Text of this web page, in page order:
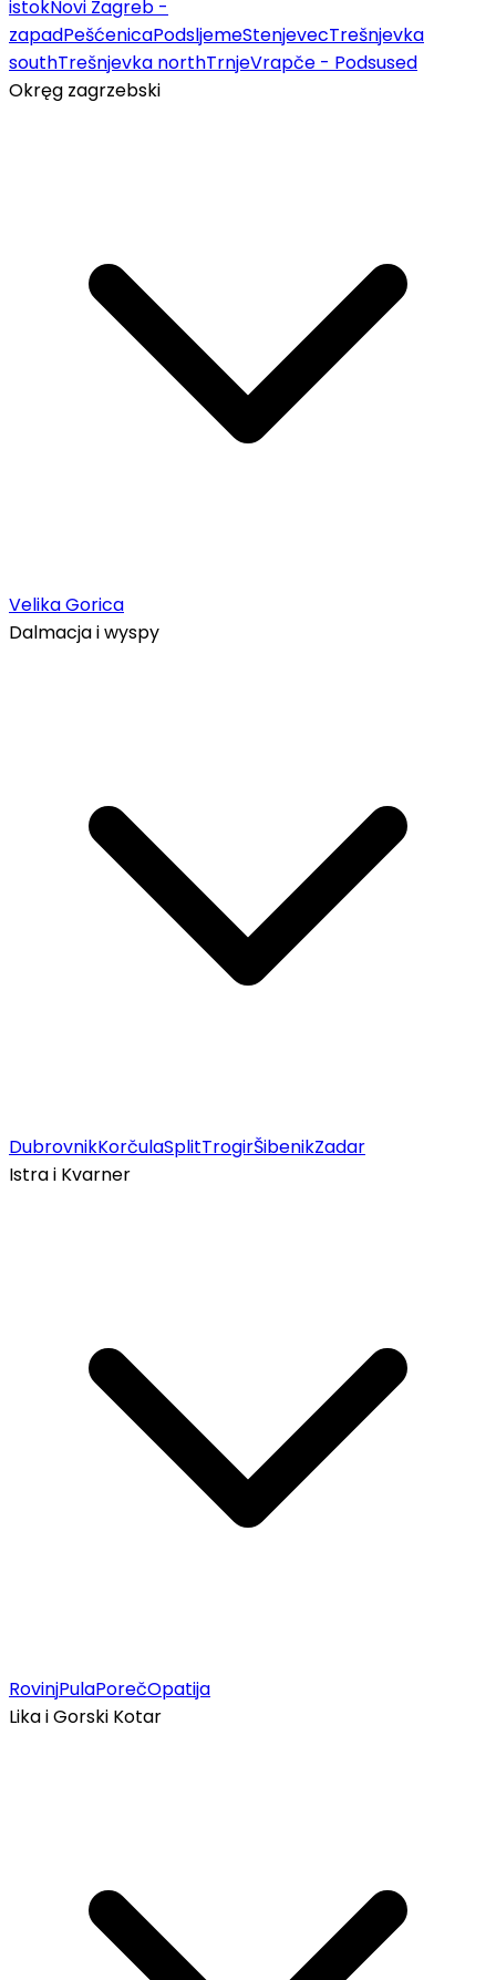
istokNovi Zagreb -
zapadPešćenicaPodsljemeStenjevecTrešnjevka
southTrešnjevka northTrnjeVrapče - Podsused
Okręg zagrzebski
Velika Gorica
Dalmacja i wyspy
DubrovnikKorčulaSplitTrogirŠibenikZadar
Istra i Kvarner
RovinjPulaPorečOpatija
Lika i Gorski Kotar